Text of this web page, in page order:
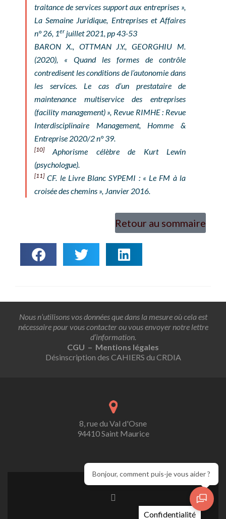
traitance de services support aux entreprises »,
La Semaine Juridique, Entreprises et Affaires
n° 26, 1erjuillet 2021, pp 43-53
BARON X., OTTMAN J.Y., GEORGHIU M.
(2020), « Quand les formes de contrôle
contredisent les conditions de l’autonomie dans
les services. Le cas d’un prestataire de
maintenance multiservice des entreprises
(facility management) », Revue RIMHE : Revue
Interdisciplinaire Management, Homme &
Entreprise 2020/2 n° 39.
[10]Aphorisme célèbre de Kurt Lewin
(psychologue).
[11]CF. le Livre Blanc SYPEMI : « Le FM à la
croisée des chemins », Janvier 2016.
Retour au sommaire
Nous n’utilisons vos données que dans la mesure où cela est
nécessaire pour vous contacter ou vous envoyer notre lettre
d’information.
CGU – Mentions légales
Désinscription des CAHIERS du CRDIA
8, rue du Val d'Osne
94410 Saint Maurice
Bonjour, comment puis-je vous aider ?
Confidentialité